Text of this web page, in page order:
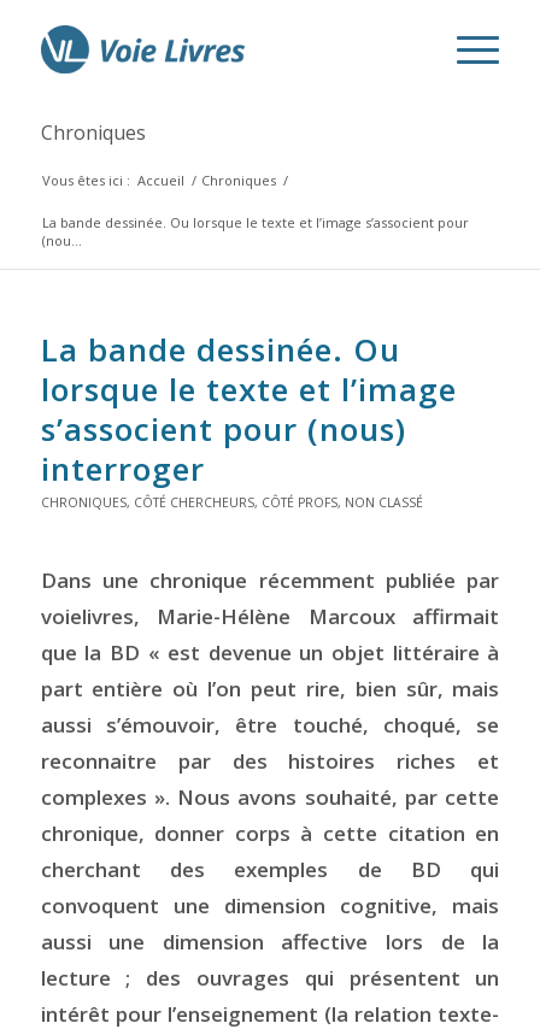
Chroniques
Vous êtes ici : Accueil / Chroniques /
La bande dessinée. Ou lorsque le texte et l’image s’associent pour
(nou...
La bande dessinée. Ou
lorsque le texte et l’image
s’associent pour (nous)
interroger
CHRONIQUES, CÔTÉ CHERCHEURS, CÔTÉ PROFS, NON CLASSÉ
Dans une chronique récemment publiée par
voielivres, Marie-Hélène Marcoux affirmait
que la BD « est devenue un objet littéraire à
part entière où l’on peut rire, bien sûr, mais
aussi s’émouvoir, être touché, choqué, se
reconnaitre par des histoires riches et
complexes ». Nous avons souhaité, par cette
chronique, donner corps à cette citation en
cherchant des exemples de BD qui
convoquent une dimension cognitive, mais
aussi une dimension affective lors de la
lecture ; des ouvrages qui présentent un
intérêt pour l’enseignement (la relation texte-